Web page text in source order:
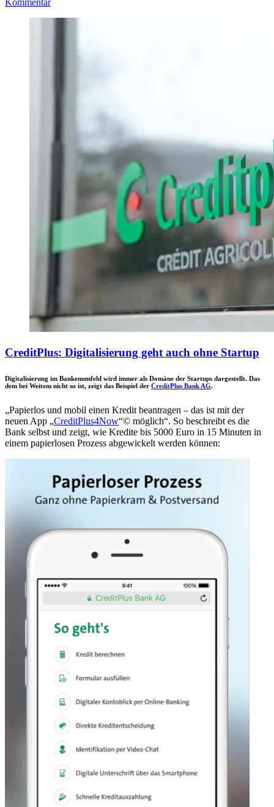
Kommentar
CreditPlus: Digitalisierung geht auch ohne Startup
Digitalisierung im Bankenumfeld wird immer als Domäne der Startups dargestellt. Das
dem bei Weitem nicht so ist, zeigt das Beispiel der CreditPlus Bank AG.
„Papierlos und mobil einen Kredit beantragen – das ist mit der
neuen App „CreditPlus4Now“© möglich“. So beschreibt es die
Bank selbst und zeigt, wie Kredite bis 5000 Euro in 15 Minuten in
einem papierlosen Prozess abgewickelt werden können: